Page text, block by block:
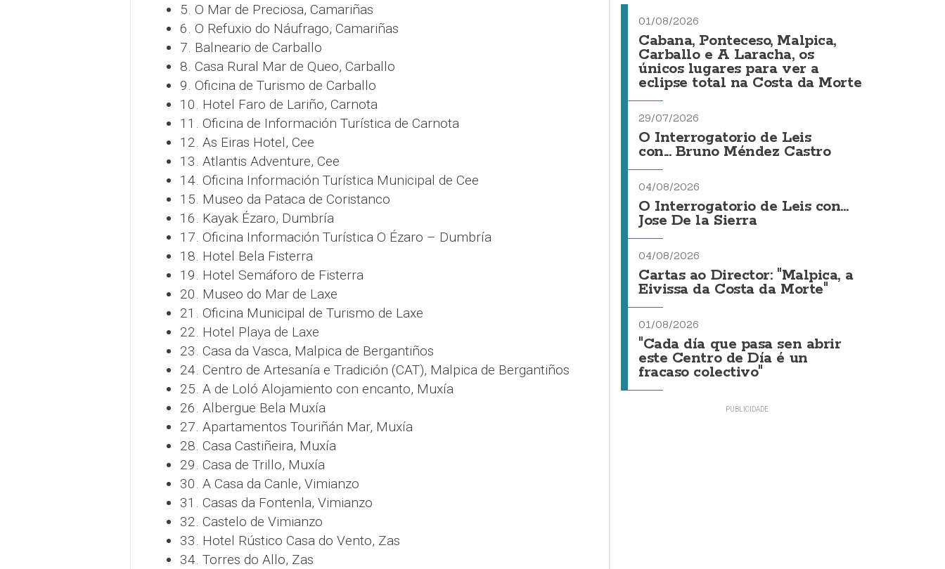
5. O Mar de Preciosa, Camariñas
6. O Refuxio do Náufrago, Camariñas
7. Balneario de Carballo
8. Casa Rural Mar de Queo, Carballo
9. Oficina de Turismo de Carballo
10. Hotel Faro de Lariño, Carnota
11. Oficina de Información Turística de Carnota
12. As Eiras Hotel, Cee
13. Atlantis Adventure, Cee
14. Oficina Información Turística Municipal de Cee
15. Museo da Pataca de Coristanco
16. Kayak Ézaro, Dumbría
17. Oficina Información Turística O Ézaro – Dumbría
18. Hotel Bela Fisterra
19. Hotel Semáforo de Fisterra
20. Museo do Mar de Laxe
21. Oficina Municipal de Turismo de Laxe
22. Hotel Playa de Laxe
23. Casa da Vasca, Malpica de Bergantiños
24. Centro de Artesanía e Tradición (CAT), Malpica de Bergantiños
25. A de Loló Alojamiento con encanto, Muxía
26. Albergue Bela Muxía
27. Apartamentos Touriñán Mar, Muxía
28. Casa Castiñeira, Muxía
29. Casa de Trillo, Muxía
30. A Casa da Canle, Vimianzo
31. Casas da Fontenla, Vimianzo
32. Castelo de Vimianzo
33. Hotel Rústico Casa do Vento, Zas
34. Torres do Allo, Zas
01/08/2026
Cabana, Ponteceso, Malpica,
Carballo e A Laracha, os
únicos lugares para ver a
eclipse total na Costa da Morte
29/07/2026
O Interrogatorio de Leis
con... Bruno Méndez Castro
04/08/2026
O Interrogatorio de Leis con...
Jose De la Sierra
04/08/2026
Cartas ao Director: "Malpica, a
Eivissa da Costa da Morte"
01/08/2026
"Cada día que pasa sen abrir
este Centro de Día é un
fracaso colectivo"